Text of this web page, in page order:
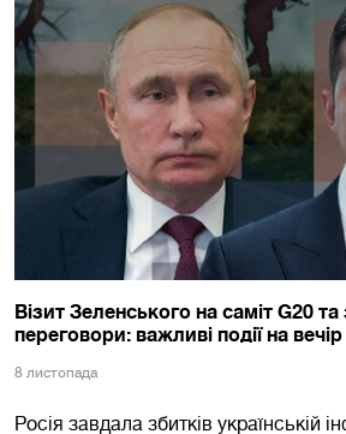
Візит Зеленського на саміт G20 та
переговори: важливі події на
8 листопада
Росія завдала збитків українській